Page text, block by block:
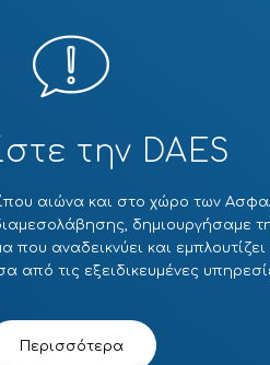
την DAES
αιώνα και στο χώρο των
δημιουργήσαμε
που αναδεικνύει και εμπλουτίζει
από τις εξειδικευμένες
Περισσότερα